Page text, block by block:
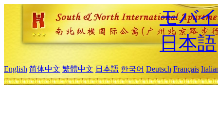
モバ
日本語
English 简体中文 繁體中文 日本語 한국어 Deutsch Français